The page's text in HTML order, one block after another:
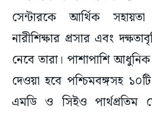
সেন্টারকে আর্থিক
নারীশিক্ষার প্রসার এবং
নেবে তারা। পাশাপাশি আধুনিক
দেওয়া হবে পশ্চিমবঙ্গসহ
এমডি ও সিইও পার্থপ্রতিম